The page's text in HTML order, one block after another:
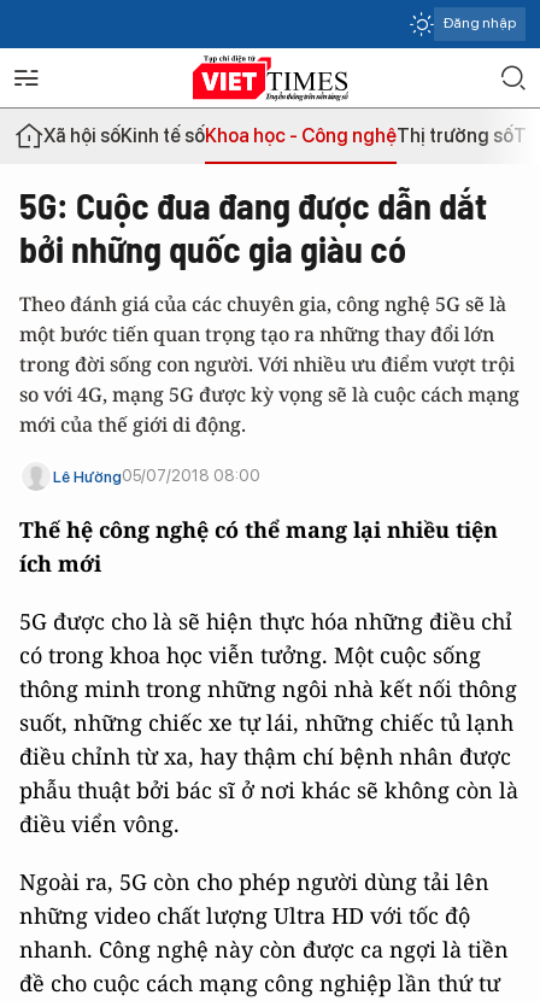
Đăng nhập
Xã hội sốKinh tế sốKhoa học - Công nghệThị trường số
5G: Cuộc đua đang được dẫn dắt
bởi những quốc gia giàu có
Theo đánh giá của các chuyên gia, công nghệ 5G sẽ là
một bước tiến quan trọng tạo ra những thay đổi lớn
trong đời sống con người. Với nhiều ưu điểm vượt trội
so với 4G, mạng 5G được kỳ vọng sẽ là cuộc cách mạng
mới của thế giới di động.
Lê Hường05/07/2018 08:00
Thế hệ công nghệ có thể mang lại nhiều tiện
ích mới
5G được cho là sẽ hiện thực hóa những điều chỉ
có trong khoa học viễn tưởng. Một cuộc sống
thông minh trong những ngôi nhà kết nối thông
suốt, những chiếc xe tự lái, những chiếc tủ lạnh
điều chỉnh từ xa, hay thậm chí bệnh nhân được
phẫu thuật bởi bác sĩ ở nơi khác sẽ không còn là
điều viển vông.
Ngoài ra, 5G còn cho phép người dùng tải lên
những video chất lượng Ultra HD với tốc độ
nhanh. Công nghệ này còn được ca ngợi là tiền
đề cho cuộc cách mạng công nghiệp lần thứ tư